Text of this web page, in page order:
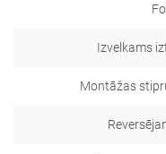
Izvelkams
Montāžas